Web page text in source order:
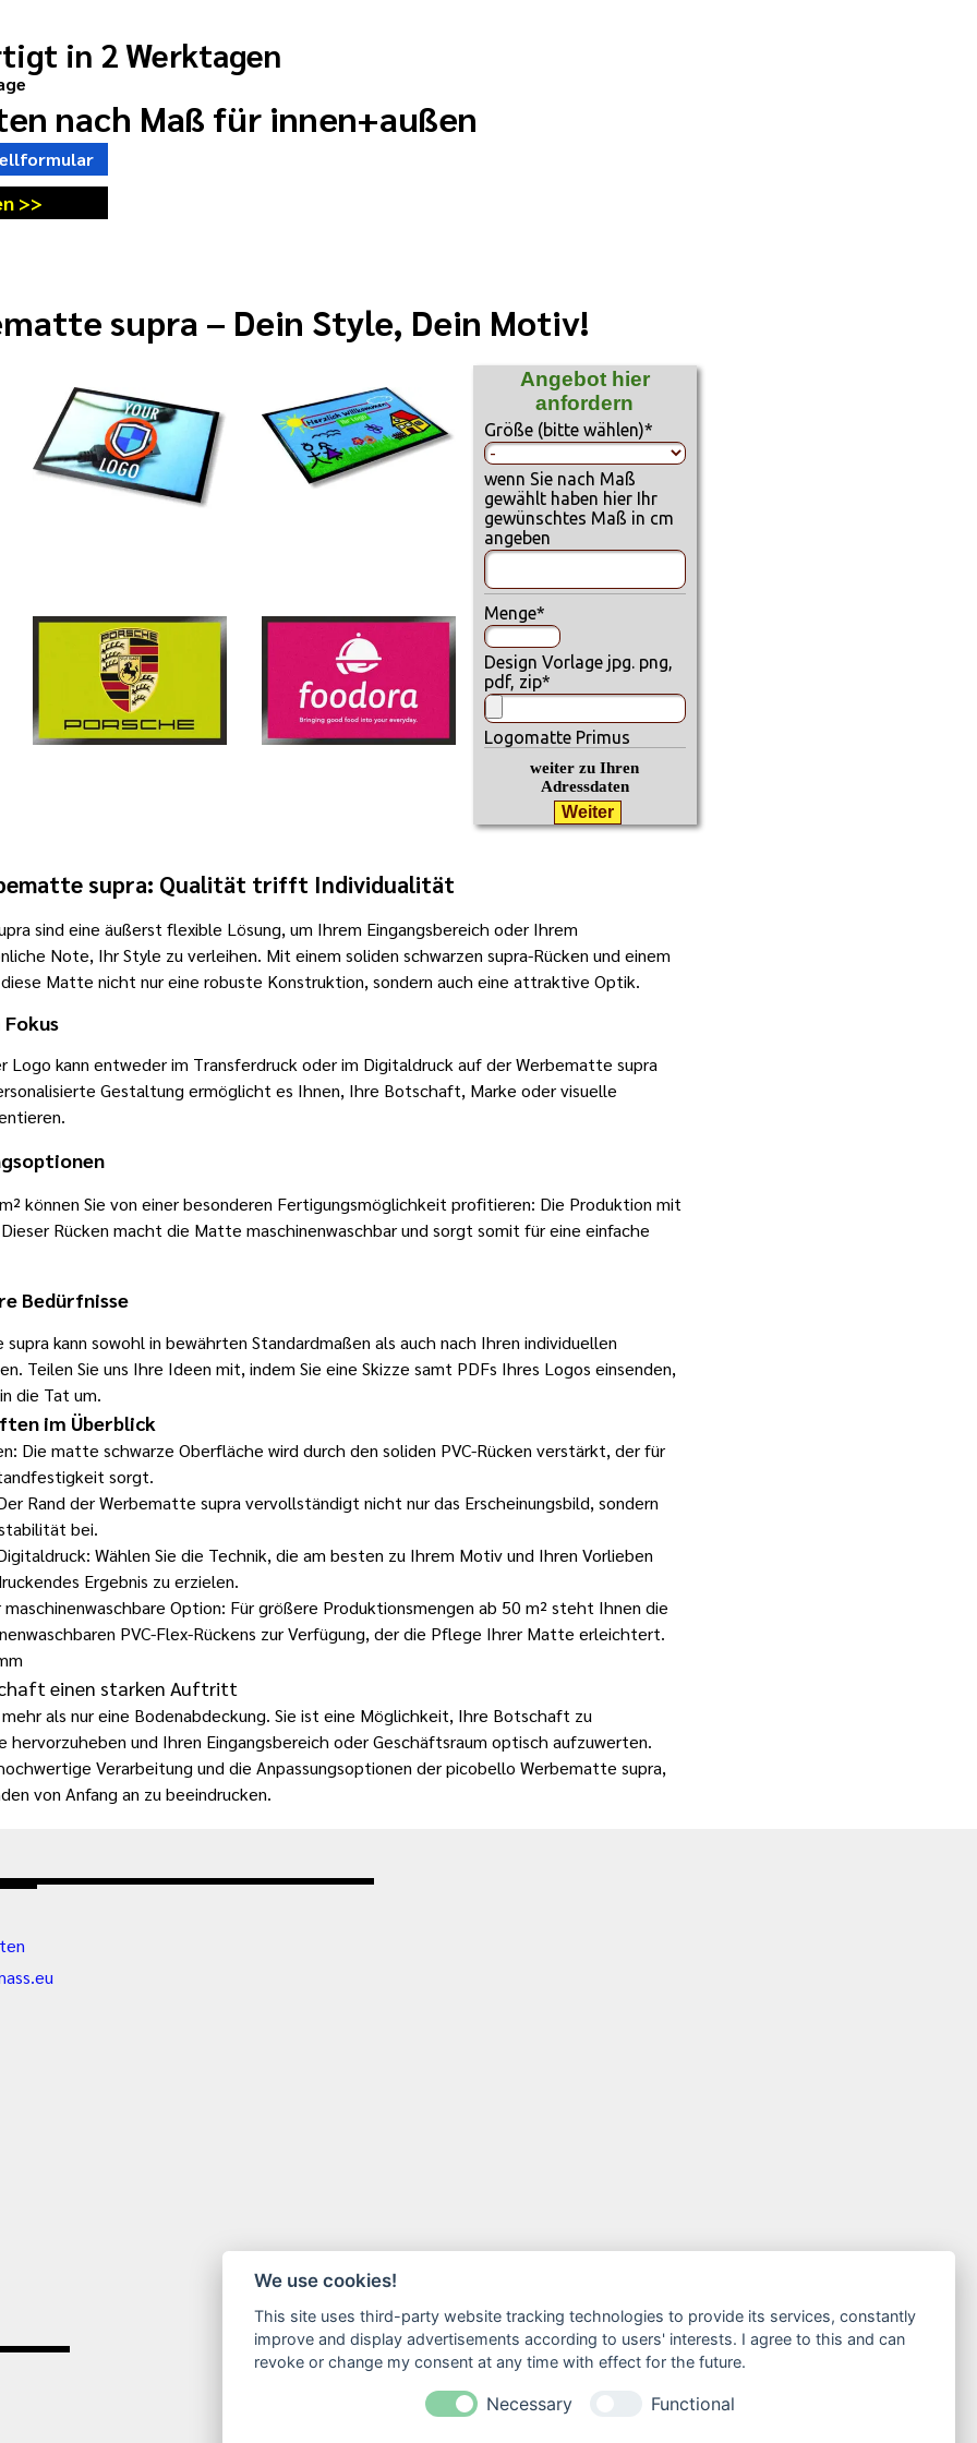
We use cookies!
This site uses third-party website tracking technologies to provide its services, constantly
improve and display advertisements according to users' interests. I agree to this and can
revoke or change my consent at any time with effect for the future.
Necessary Functional
>>
nach Maß für innen+außen
in 2 Werktagen
supra – Dein Style, Dein Motiv!
Angebot hier
anfordern
Größe (bitte wählen)*
wenn Sie nach Maß
gewählt haben hier Ihr
gewünschtes Maß in cm
angeben
Menge*
Design Vorlage jpg. png,
pdf, zip*
Logomatte Primus
weiter zu Ihren
Adressdaten
supra: Qualität trifft Individualität
sind eine äußerst flexible Lösung, um Ihrem Eingangsbereich oder Ihrem
Note, Ihr Style zu verleihen. Mit einem soliden schwarzensupra-Rücken und einem
Matte nicht nur eine robuste Konstruktion, sondern auch eine attraktive Optik.
Logo kann entweder im Transferdruck oder im Digitaldruck auf der Werbemattesupra
Gestaltung ermöglicht es Ihnen, Ihre Botschaft, Marke oder visuelle
können Sie von einer besonderen Fertigungsmöglichkeit profitieren: Die Produktion mit
Rücken macht die Matte maschinenwaschbar und sorgt somit für eine einfache
Bedürfnisse
supra kann sowohl in bewährten Standardmaßen als auch nach Ihren individuellen
Teilen Sie uns Ihre Ideen mit, indem Sie eine Skizze samt PDFs Ihres Logos einsenden,
die Tat um.
im Überblick
Die matte schwarze Oberfläche wird durch den soliden PVC-Rücken verstärkt, der für
sorgt.
Rand der Werbematte supra vervollständigt nicht nur das Erscheinungsbild, sondern
bei.
Wählen Sie die Technik, die am besten zu Ihrem Motiv und Ihren Vorlieben
Ergebnis zu erzielen.
maschinenwaschbare Option: Für größere Produktionsmengen ab 50 m² steht Ihnen die
PVC-Flex-Rückens zur Verfügung, der die Pflege Ihrer Matte erleichtert.
einen starken Auftritt
als nur eine Bodenabdeckung. Sie ist eine Möglichkeit, Ihre Botschaft zu
hervorzuheben und Ihren Eingangsbereich oder Geschäftsraum optisch aufzuwerten.
Verarbeitung und die Anpassungsoptionen der picobello Werbemattesupra,
von Anfang an zu beeindrucken.